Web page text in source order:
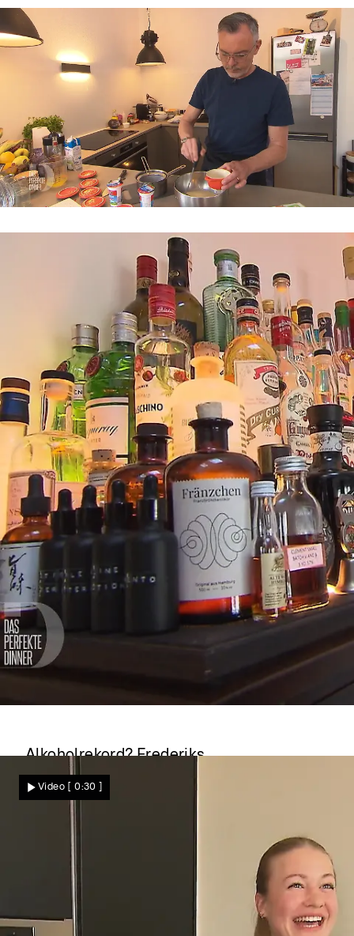
Das perfekte Dinner
Tobias serviert seine „Crème Cologne“ mit
Alkoholrekord? Frederiks
Flaschensammlung stiehlt dem Menü die
Show
Video [ 0:30 ]